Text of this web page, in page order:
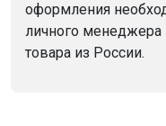
оформления
личного менеджера
товара из России.